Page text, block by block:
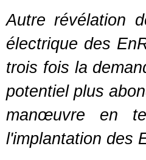
Autre révélation
électrique des
trois fois la
potentiel plus
manœuvre en
l'implantation des